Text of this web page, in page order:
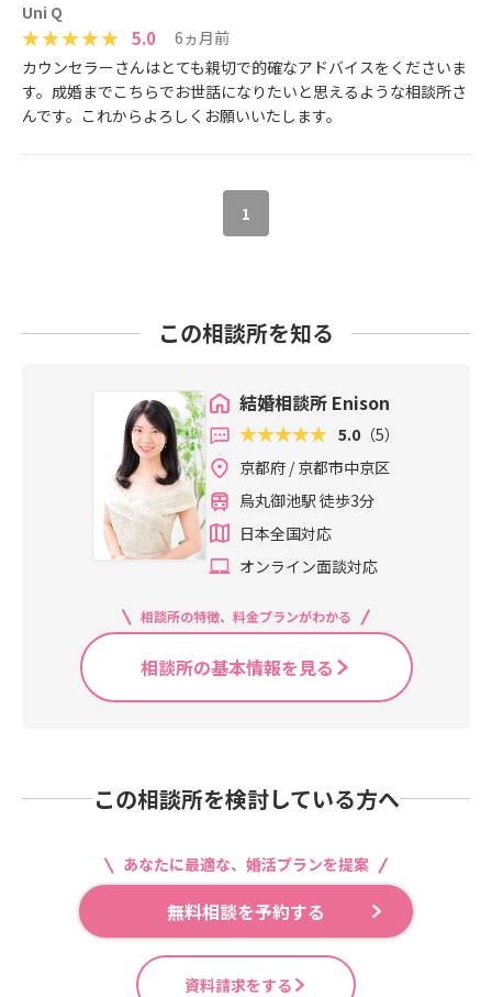
Uni Q
5.0
6ヵ月前
カウンセラーさんはとても親切で的確なアドバイスをくださいま
す。成婚までこちらでお世話になりたいと思えるような相談所さ
んです。これからよろしくお願いいたします。
1
この相談所を知る
結婚相談所 Enison
5.0 （5）
京都府 / 京都市中京区
烏丸御池駅 徒歩3分
日本全国対応
オンライン面談対応
相談所の特徴、料金プランがわかる
相談所の基本情報を見る
この相談所を検討している方へ
あなたに最適な、婚活プランを提案
無料相談を予約する
資料請求をする